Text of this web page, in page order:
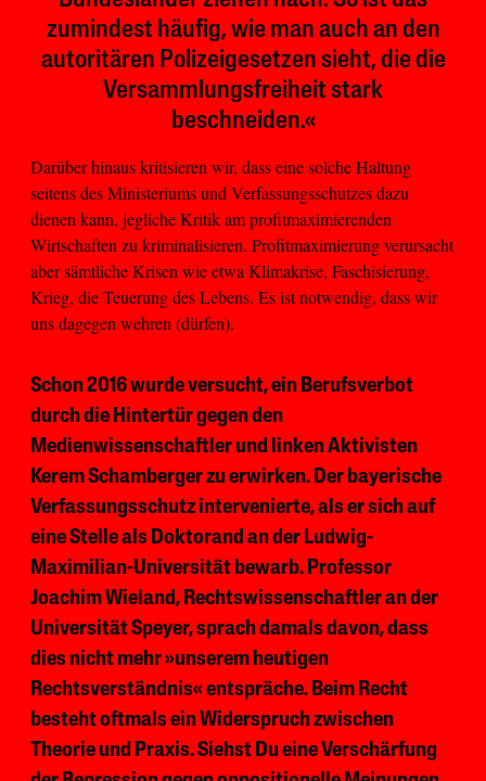
zumindest häufig, wie man auch an den
autoritären Polizeigesetzen sieht, die die
Versammlungsfreiheit stark
beschneiden.«
Darüber hinaus kritisieren wir, dass eine solche Haltung
seitens des Ministeriums und Verfassungsschutzes dazu
dienen kann, jegliche Kritik am profitmaximierenden
Wirtschaften zu kriminalisieren. Profitmaximierung verursacht
aber sämtliche Krisen wie etwa Klimakrise, Faschisierung,
Krieg, die Teuerung des Lebens. Es ist notwendig, dass wir
uns dagegen wehren (dürfen).
Schon 2016 wurde versucht, ein Berufsverbot
durch die Hintertür gegen den
Medienwissenschaftler und linken Aktivisten
Kerem Schamberger zu erwirken. Der bayerische
Verfassungsschutz intervenierte, als er sich auf
eine Stelle als Doktorand an der Ludwig-
Maximilian-Universität bewarb. Professor
Joachim Wieland, Rechtswissenschaftler an der
Universität Speyer, sprach damals davon, dass
dies nicht mehr »unserem heutigen
Rechtsverständnis« entspräche. Beim Recht
besteht oftmals ein Widerspruch zwischen
Theorie und Praxis. Siehst Du eine Verschärfung